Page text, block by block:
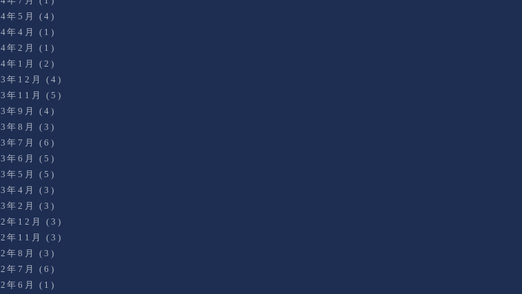
年5月
(4)
年4月
(1)
年2月
(1)
年1月
(2)
年12月
(4)
年11月
(5)
年9月
(4)
年8月
(3)
年7月
(6)
年6月
(5)
年5月
(5)
年4月
(3)
年2月
(3)
年12月
(3)
年11月
(3)
年8月
(3)
年7月
(6)
年6月
(1)